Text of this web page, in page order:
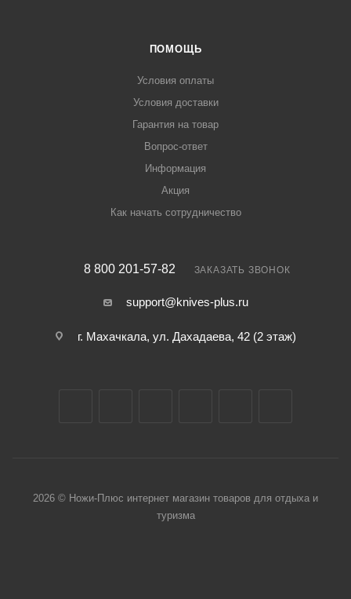
ПОМОЩЬ
Условия оплаты
Условия доставки
Гарантия на товар
Вопрос-ответ
Информация
Акция
Как начать сотрудничество
8 800 201-57-82 ЗАКАЗАТЬ ЗВОНОК
support@knives-plus.ru
г. Махачкала, ул. Дахадаева, 42 (2 этаж)
2026 © Ножи-Плюс интернет магазин товаров для отдыха и
туризма